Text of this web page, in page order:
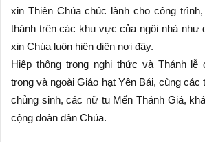
xin Thiên Chúa chúc lành cho công
thánh trên các khu vực của ngôi nhà như
xin Chúa luôn hiện diện nơi đây.
Hiệp thông trong nghi thức và Thánh
trong và ngoài Giáo hạt Yên Bái, cùng các
chủng sinh, các nữ tu Mến Thánh Giá,
cộng đoàn dân Chúa.